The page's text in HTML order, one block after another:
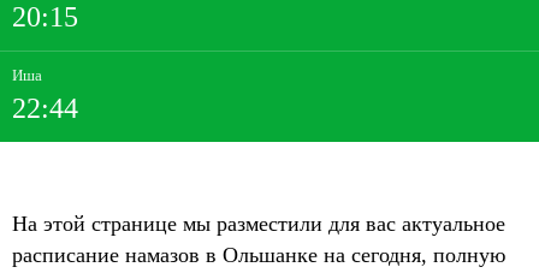
20:15
Иша
22:44
На этой странице мы разместили для вас актуальное
расписание намазов в Ольшанке на сегодня, полную